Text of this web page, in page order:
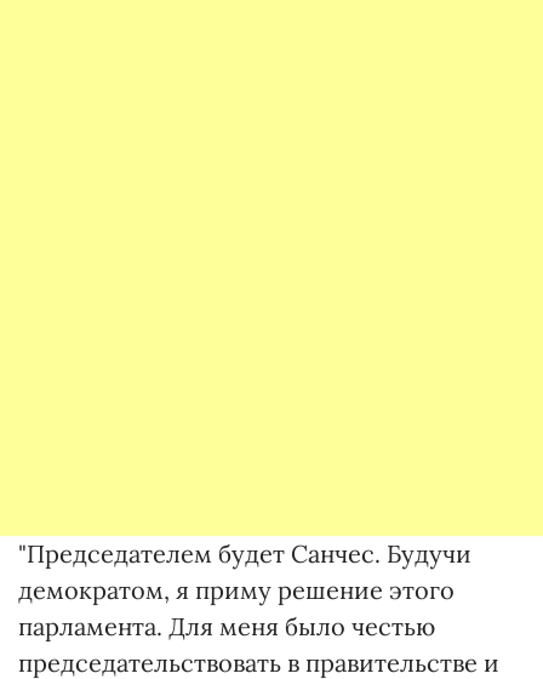
"Председателем будет Санчес. Будучи
демократом, я приму решение этого
парламента. Для меня было честью
председательствовать в правительстве и